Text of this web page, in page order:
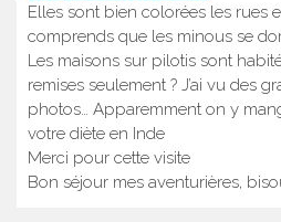
Elles sont bien colorées les rues
comprends que les minous se
Les maisons sur pilotis sont
remises seulement ? J’ai vu des
photos… Apparemment on y
votre diète en Inde
Merci pour cette visite
Bon séjour mes aventurières,